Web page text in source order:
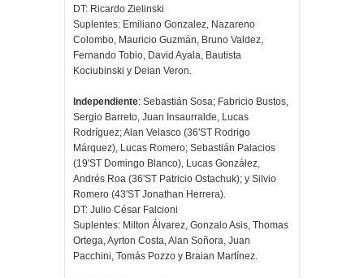
DT: Ricardo Zielinski
Suplentes: Emiliano Gonzalez, Nazareno
Colombo, Mauricio Guzmán, Bruno Valdez,
Fernando Tobio, David Ayala, Bautista
Kociubinski y Deian Veron.
Independiente: Sebastián Sosa; Fabricio Bustos,
Sergio Barreto, Juan Insaurralde, Lucas
Rodríguez; Alan Velasco (36'ST Rodrigo
Márquez), Lucas Romero; Sebastián Palacios
(19'ST Domingo Blanco), Lucas González,
Andrés Roa (36'ST Patricio Ostachuk); y Silvio
Romero (43'ST Jonathan Herrera).
DT: Julio César Falcioni
Suplentes: Milton Álvarez, Gonzalo Asis, Thomas
Ortega, Ayrton Costa, Alan Soñora, Juan
Pacchini, Tomás Pozzo y Braian Martínez.